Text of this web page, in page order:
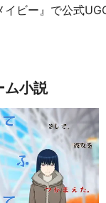
ビー』で公式
ム小説